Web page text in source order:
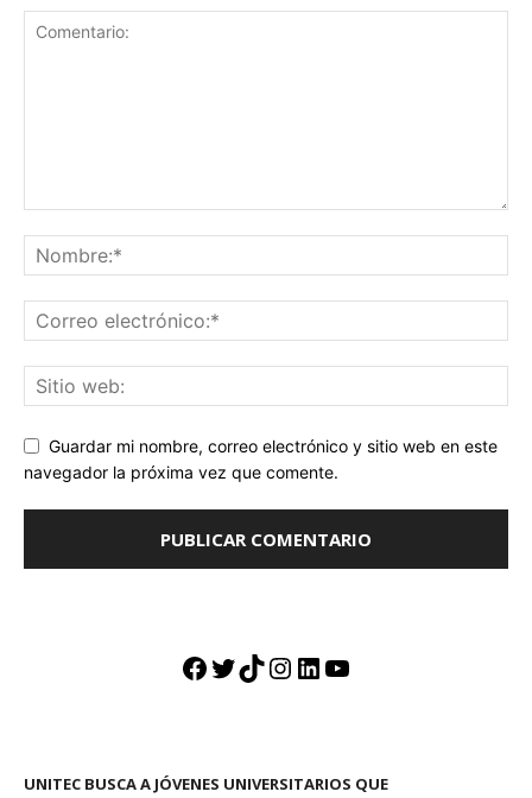
Guardar mi nombre, correo electrónico y sitio web en este
navegador la próxima vez que comente.
Facebook
Twitter
TikTok
Instagram
LinkedIn
YouTube
UNITEC BUSCA A JÓVENES UNIVERSITARIOS QUE